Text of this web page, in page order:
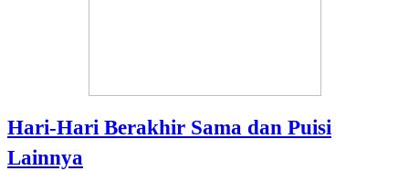
Hari-Hari Berakhir Sama dan Puisi
Lainnya